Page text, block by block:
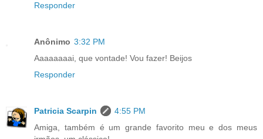
Responder
Anônimo 3:32 PM
Aaaaaaaai, que vontade! Vou fazer! Beijos
Responder
Patricia Scarpin
4:55 PM
Amiga, também é um grande favorito meu e dos meus